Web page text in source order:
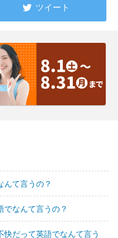
ツイート
んて言うの？
でなんて言うの？
だって英語でなんて言う